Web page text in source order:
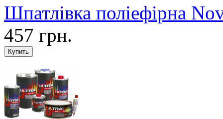
Шпатлівка поліефірна
457 грн.